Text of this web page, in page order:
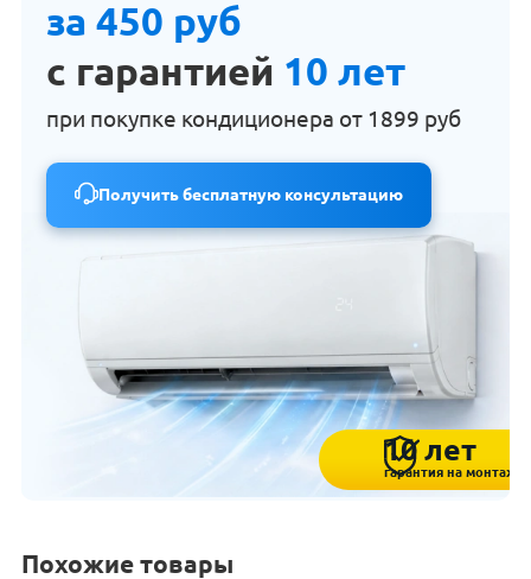
за 450 руб
с гарантией 10 лет
при покупке кондиционера от 1899 руб
Получить бесплатную консультацию
10 лет
гарантия на монтаж
Похожие товары